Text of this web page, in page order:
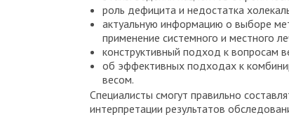
роль дефицита и недостатка
актуальную информацию о выборе
применение системного и местного
конструктивный подход к вопросам
об эффективных подходах к
весом.
Специалисты смогут правильно
интерпретации результатов